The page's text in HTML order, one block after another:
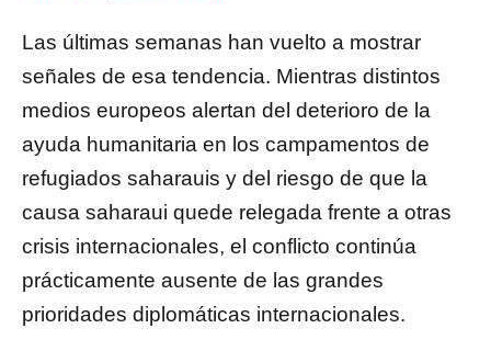
Las últimas semanas han vuelto a mostrar
señales de esa tendencia. Mientras distintos
medios europeos alertan del deterioro de la
ayuda humanitaria en los campamentos de
refugiados saharauis y del riesgo de que la
causa saharaui quede relegada frente a otras
crisis internacionales, el conflicto continúa
prácticamente ausente de las grandes
prioridades diplomáticas internacionales.